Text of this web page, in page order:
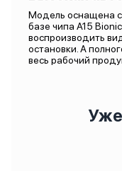
Модель оснащена
базе чипа A15
воспроизводить
остановки. А
весь рабочий